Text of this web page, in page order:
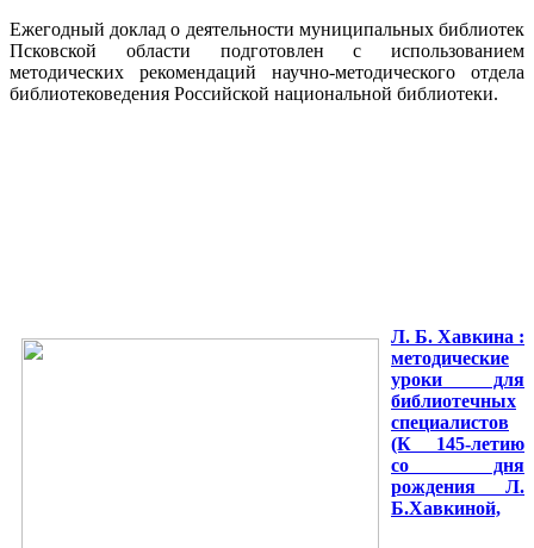
Ежегодный доклад о деятельности муниципальных библиотек
Псковской области подготовлен с использованием
методических рекомендаций научно-методического отдела
библиотековедения Российской национальной библиотеки.
Л. Б. Хавкина :
методические
уроки для
библиотечных
специалистов
(К 145-летию
со дня
рождения Л.
Б.Хавкиной,